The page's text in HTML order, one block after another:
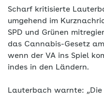
Scharf kritisierte
umgehend im
SPD und Grünen
das Cannabis-Gesetz
wenn der VA ins Spiel
indes in den Ländern.
Lauterbach warnte: